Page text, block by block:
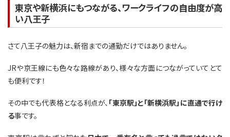
東京や新横浜にもつながる、ワークライフの自由度が高
い八王子
さて八王子の魅力は、新宿までの通勤だけではありません。
JRや京王線にも色々な路線があり、様々な方面につながっていてとて
も便利です！
その中でも代表格となる利点が、 「東京駅」と「新横浜駅」に直通で行け
る事です。